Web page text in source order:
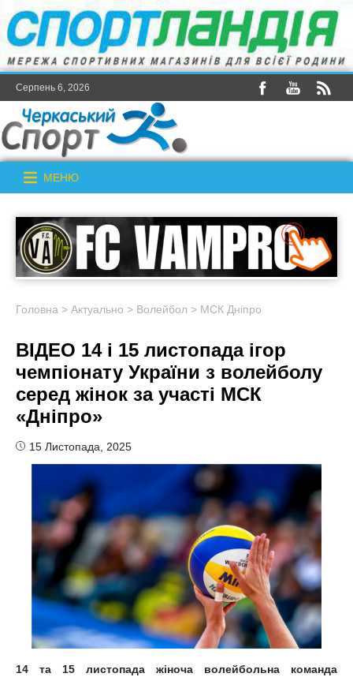
Серпень 6, 2026
МЕНЮ
Головна > Актуально > Волейбол > МСК Дніпро
ВІДЕО 14 і 15 листопада ігор
чемпіонату України з волейболу
серед жінок за участі МСК
«Дніпро»
15 Листопада, 2025
14 та 15 листопада жіноча волейбольна команда